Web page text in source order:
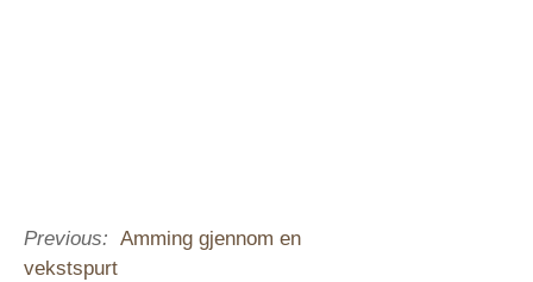
Previous: Amming gjennom en
vekstspurt